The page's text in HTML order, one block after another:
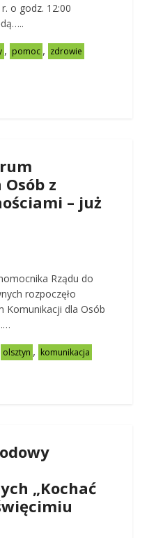
o godz. 12:00
, pomoc , zdrowie
z
– już
Rządu do
rozpoczęło
Komunikacji dla Osób
olsztyn , komunikacja
„Kochać